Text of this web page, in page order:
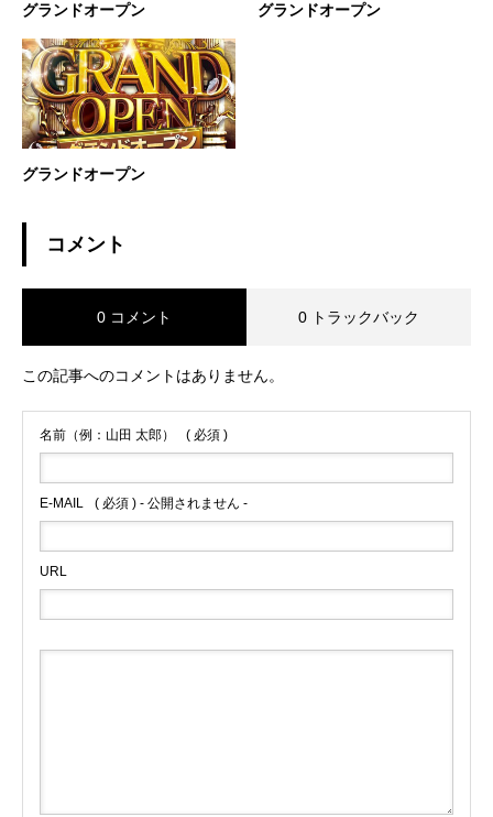
グランドオープン グランドオープン
グランドオープン
コメント
0 コメント 0 トラックバック
この記事へのコメントはありません。
名前（例：山田 太郎） ( 必須 )
E-MAIL ( 必須 ) - 公開されません -
URL